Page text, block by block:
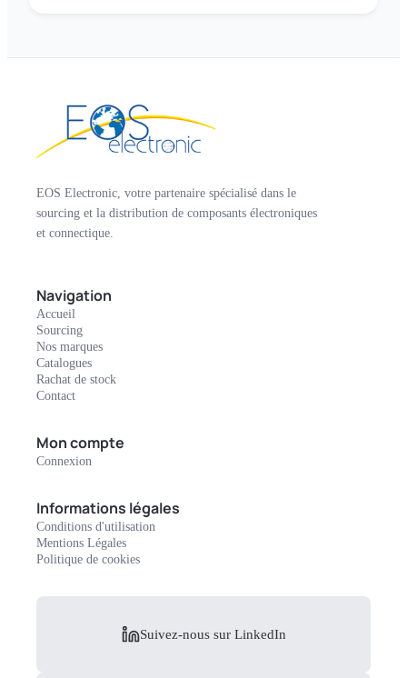
EOS Electronic, votre partenaire spécialisé dans le
sourcing et la distribution de composants électroniques
et connectique.
Navigation
Accueil
Sourcing
Nos marques
Catalogues
Rachat de stock
Contact
Mon compte
Connexion
Informations légales
Conditions d'utilisation
Mentions Légales
Politique de cookies
Suivez-nous sur LinkedIn